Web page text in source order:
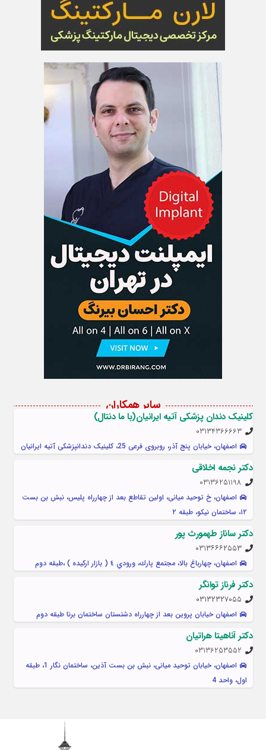
سایر همکاران
کلینیک دندان پزشکی آتیه ایرانیان(با ما دنتال)
03134366663
اصفهان، خیابان پنج آذر، روبروی فرعی 25، کلينيک دندانپزشکی آتیه ایرانیان
دکتر نجمه اخلاقی
03136251198
اصفهان، خ توحید میانی، اولین تقاطع بعد از چهارراه پلیس، نبش بن بست
۱۲، ساختمان نیکو، طبقه ۲
دکتر ساناز طهمورث پور
031٣٦٦٦٢٥٥٣
اصفهان، چهارباغ بالا، مجتمع پارك، ورودي ٤ ( بازار اركيده ) ،طبقه دوم
دکتر فرناز توانگر
۰۳۱۳۲۳۲۷۰۵۵
اصفهان خیابان پروین بعد از چهارراه دشتستان ساختمان برنا طبقه دوم
دکتر آناهیتا هراتیان
03136253552
اصفهان، خیابان توحید میانی، نبش بن بست آذین، ساختمان نگار 1، طبقه
اول، واحد 4